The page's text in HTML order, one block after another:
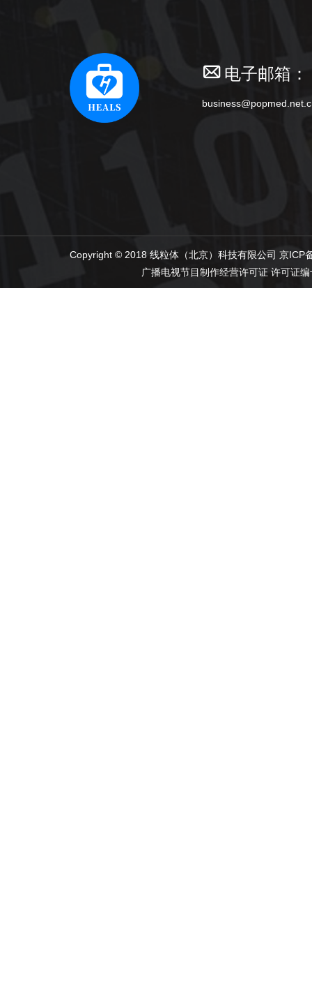
电子邮箱：
Copyright © 2018 线粒体（北京）科技有限公司 京ICP
广播电视节目制作经营许可证许可证编